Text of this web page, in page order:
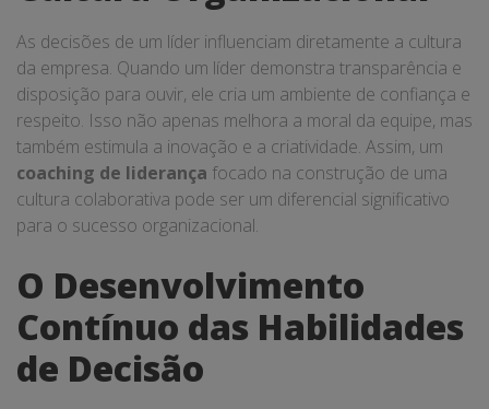
As decisões de um líder influenciam diretamente a cultura
da empresa. Quando um líder demonstra transparência e
disposição para ouvir, ele cria um ambiente de confiança e
respeito. Isso não apenas melhora a moral da equipe, mas
também estimula a inovação e a criatividade. Assim, um
coaching de liderança focado na construção de uma
cultura colaborativa pode ser um diferencial significativo
para o sucesso organizacional.
O Desenvolvimento
Contínuo das Habilidades
de Decisão